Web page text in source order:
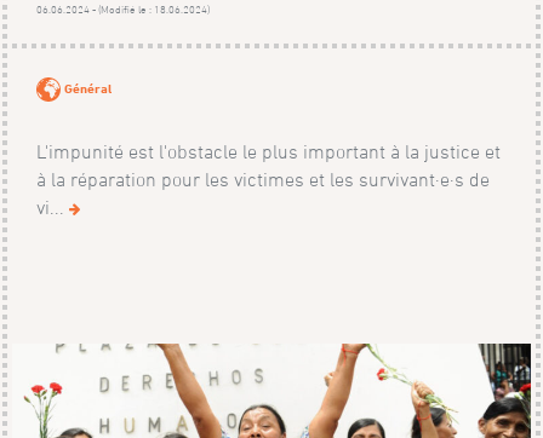
06.06.2024 - (Modifié le : 18.06.2024)
Général
L'impunité est l'obstacle le plus important à la justice et
à la réparation pour les victimes et les survivant·e·s de
vi...